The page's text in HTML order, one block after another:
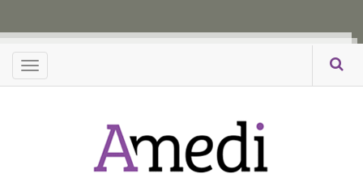
Menu
POSICIONES
Consejos ciudadanos e IFT deben garantizar
independencia editorial de medios públicos
Amedi condena atentado contra Ciro Gómez